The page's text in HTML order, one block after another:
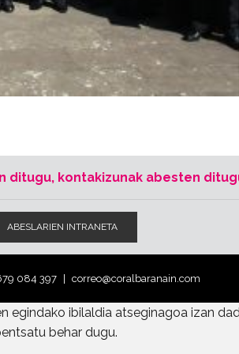
ditugu, kontakizunak abesten
ABESLARIEN INTRANETA
084 397 correo@coralbaranain.com
egindako ibilaldia atseginagoa izan
behar dugu.